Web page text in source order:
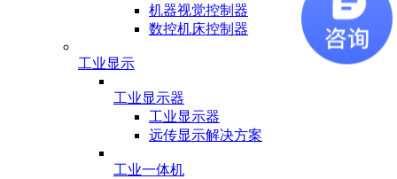
机器视觉控制器
数控机床控制器
工业显示
工业显示器
工业显示器
远传显示解决方案
工业一体机